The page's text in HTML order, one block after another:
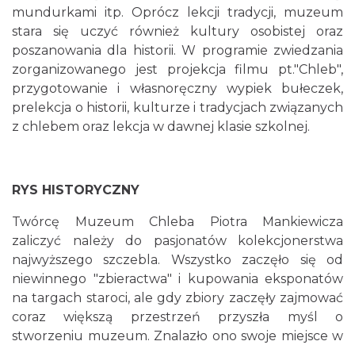
mundurkami itp. Oprócz lekcji tradycji, muzeum
stara się uczyć również kultury osobistej oraz
poszanowania dla historii. W programie zwiedzania
zorganizowanego jest projekcja filmu pt."Chleb",
przygotowanie i własnoręczny wypiek bułeczek,
prelekcja o historii, kulturze i tradycjach związanych
z chlebem oraz lekcja w dawnej klasie szkolnej.
RYS HISTORYCZNY
Twórcę Muzeum Chleba Piotra Mankiewicza
zaliczyć należy do pasjonatów kolekcjonerstwa
najwyższego szczebla. Wszystko zaczęło się od
niewinnego "zbieractwa" i kupowania eksponatów
na targach staroci, ale gdy zbiory zaczęły zajmować
coraz większą przestrzeń przyszła myśl o
stworzeniu muzeum. Znalazło ono swoje miejsce w